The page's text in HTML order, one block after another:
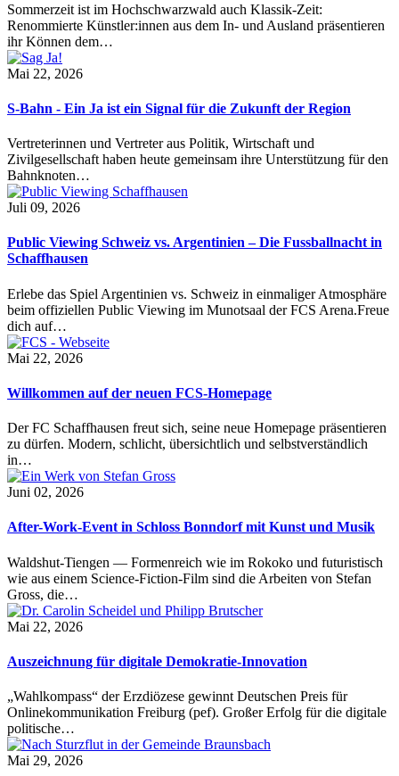
Sommerzeit ist im Hochschwarzwald auch Klassik-Zeit:
Renommierte Künstler:innen aus dem In- und Ausland präsentieren
ihr Können dem…
Mai 22, 2026
S-Bahn - Ein Ja ist ein Signal für die Zukunft der Region
Vertreterinnen und Vertreter aus Politik, Wirtschaft und
Zivilgesellschaft haben heute gemeinsam ihre Unterstützung für den
Bahnknoten…
Juli 09, 2026
Public Viewing Schweiz vs. Argentinien – Die Fussballnacht in
Schaffhausen
Erlebe das Spiel Argentinien vs. Schweiz in einmaliger Atmosphäre
beim offiziellen Public Viewing im Munotsaal der FCS Arena.Freue
dich auf…
Mai 22, 2026
Willkommen auf der neuen FCS-Homepage
Der FC Schaffhausen freut sich, seine neue Homepage präsentieren
zu dürfen. Modern, schlicht, übersichtlich und selbstverständlich
in…
Juni 02, 2026
After-Work-Event in Schloss Bonndorf mit Kunst und Musik
Waldshut-Tiengen — Formenreich wie im Rokoko und futuristisch
wie aus einem Science-Fiction-Film sind die Arbeiten von Stefan
Gross, die…
Mai 22, 2026
Auszeichnung für digitale Demokratie-Innovation
„Wahlkompass“ der Erzdiözese gewinnt Deutschen Preis für
Onlinekommunikation Freiburg (pef). Großer Erfolg für die digitale
politische…
Mai 29, 2026